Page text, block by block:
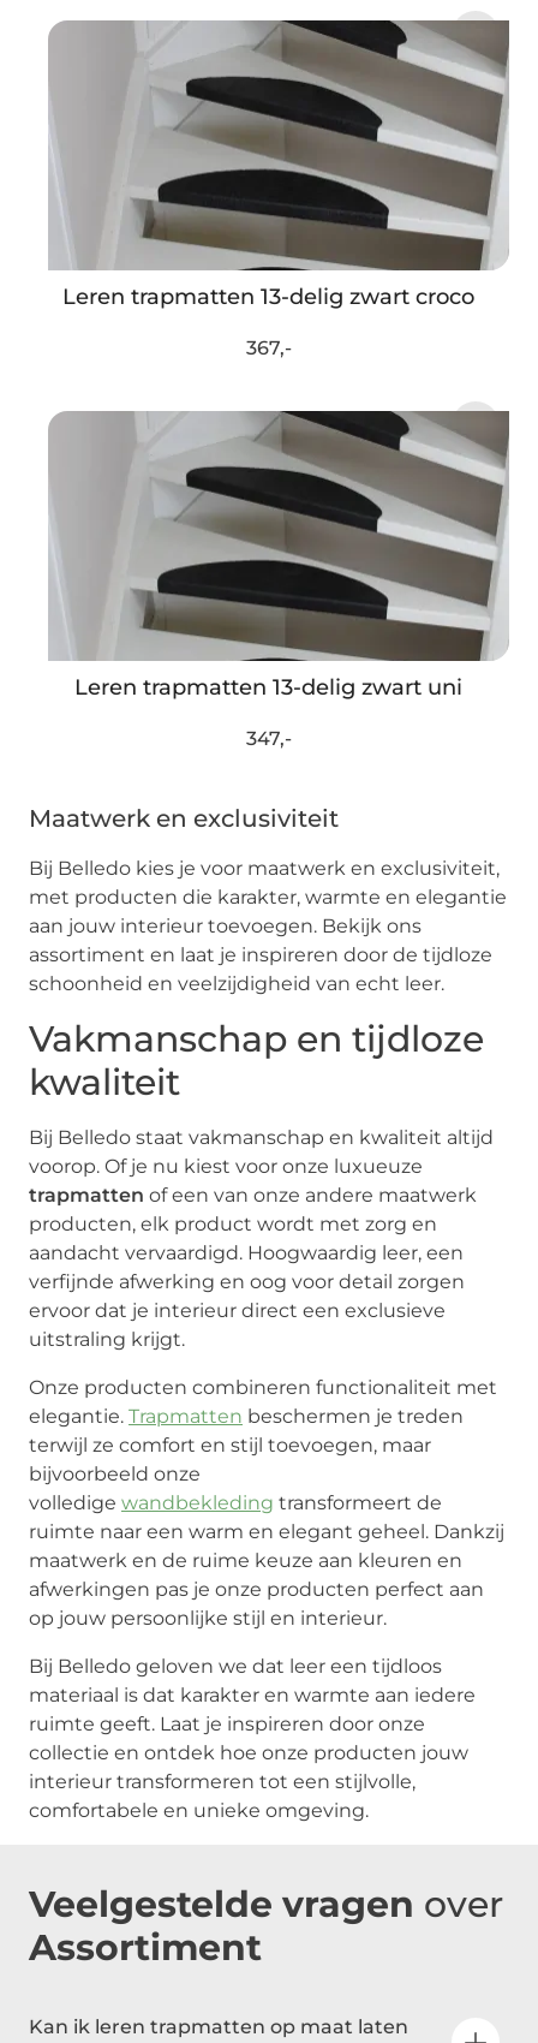
Leren trapmatten 13-delig zwart croco
367,-
Leren trapmatten 13-delig zwart uni
347,-
Maatwerk en exclusiviteit
Bij Belledo kies je voor maatwerk en exclusiviteit,
met producten die karakter, warmte en elegantie
aan jouw interieur toevoegen. Bekijk ons
assortiment en laat je inspireren door de tijdloze
schoonheid en veelzijdigheid van echt leer.
Vakmanschap en tijdloze
kwaliteit
Bij Belledo staat vakmanschap en kwaliteit altijd
voorop. Of je nu kiest voor onze luxueuze
trapmatten of een van onze andere maatwerk
producten, elk product wordt met zorg en
aandacht vervaardigd. Hoogwaardig leer, een
verfijnde afwerking en oog voor detail zorgen
ervoor dat je interieur direct een exclusieve
uitstraling krijgt.
Onze producten combineren functionaliteit met
elegantie. Trapmatten beschermen je treden
terwijl ze comfort en stijl toevoegen, maar
bijvoorbeeld onze
volledige wandbekleding transformeert de
ruimte naar een warm en elegant geheel. Dankzij
maatwerk en de ruime keuze aan kleuren en
afwerkingen pas je onze producten perfect aan
op jouw persoonlijke stijl en interieur.
Bij Belledo geloven we dat leer een tijdloos
materiaal is dat karakter en warmte aan iedere
ruimte geeft. Laat je inspireren door onze
collectie en ontdek hoe onze producten jouw
interieur transformeren tot een stijlvolle,
comfortabele en unieke omgeving.
Veelgestelde vragen over
Assortiment
Kan ik leren trapmatten op maat laten